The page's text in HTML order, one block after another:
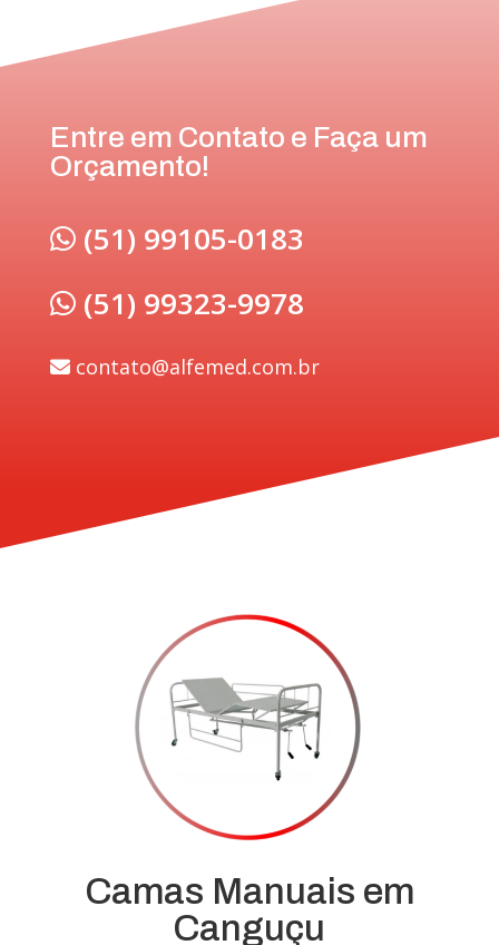
Entre em Contato e Faça um
Orçamento!
(51) 99105-0183
(51) 99323-9978
contato@alfemed.com.br
Camas Manuais em
Canguçu